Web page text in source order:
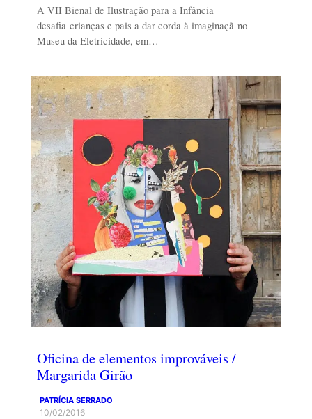
A VII Bienal de Ilustração para a Infância
desafia crianças e pais a dar corda à imaginaçã no
Museu da Eletricidade, em…
Oficina de elementos improváveis /
Margarida Girão
PATRÍCIA SERRADO
10/02/2016